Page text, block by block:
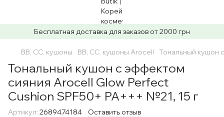
Бесплатная доставка для заказов от 2000 грн
ВВ, СС, кушоны ВВ, СС, кушоны Arocell Тональный кушон
Тональный кушон с эффектом
сияния Arocell Glow Perfect
Cushion SPF50+ PA+++ №21, 15 г
Артикул: 2689474184 Оставить отзыв